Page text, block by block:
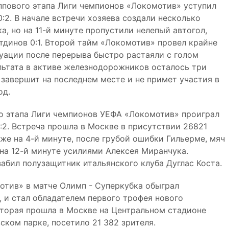
этапа Лиги чемпионов «Локомотив» уступил
В начале встречи хозяева создали несколько
но на 11-й минуте пропустили нелепый автогол,
0:1. Второй тайм «Локомотив» провел крайне
после перерыва быстро растаяли с голом
в активе железнодорожников осталось три
на последнем месте и не примет участия в
этапа Лиги чемпионов УЕФА «Локомотив» проиграл
Встреча прошла в Москве в присутствии 26821
на 4-й минуте, после грубой ошибки Гильерме, мяч
12-й минуте усилиями Алексея Миранчука.
полузащитник итальянского клуба Дуглас Коста.
в матче Олимп - Суперкубка обыграл
стал обладателем первого трофея нового
прошла в Москве на Центральном стадионе
парке, посетило 21 382 зрителя.